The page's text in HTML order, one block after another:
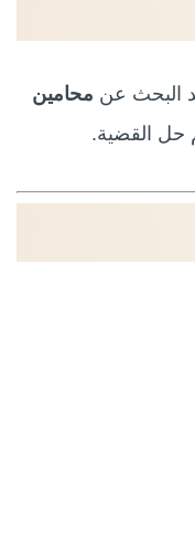
البحث عن محامين
حل القضية.